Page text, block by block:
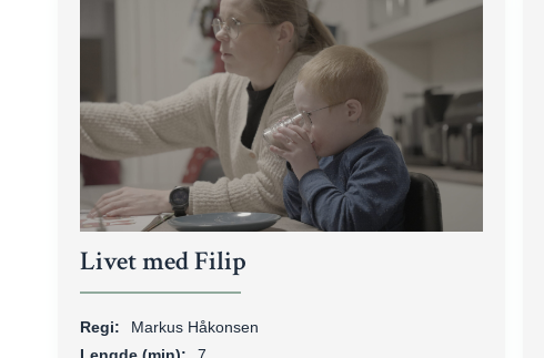
Livet med Filip
Regi:
Markus Håkonsen